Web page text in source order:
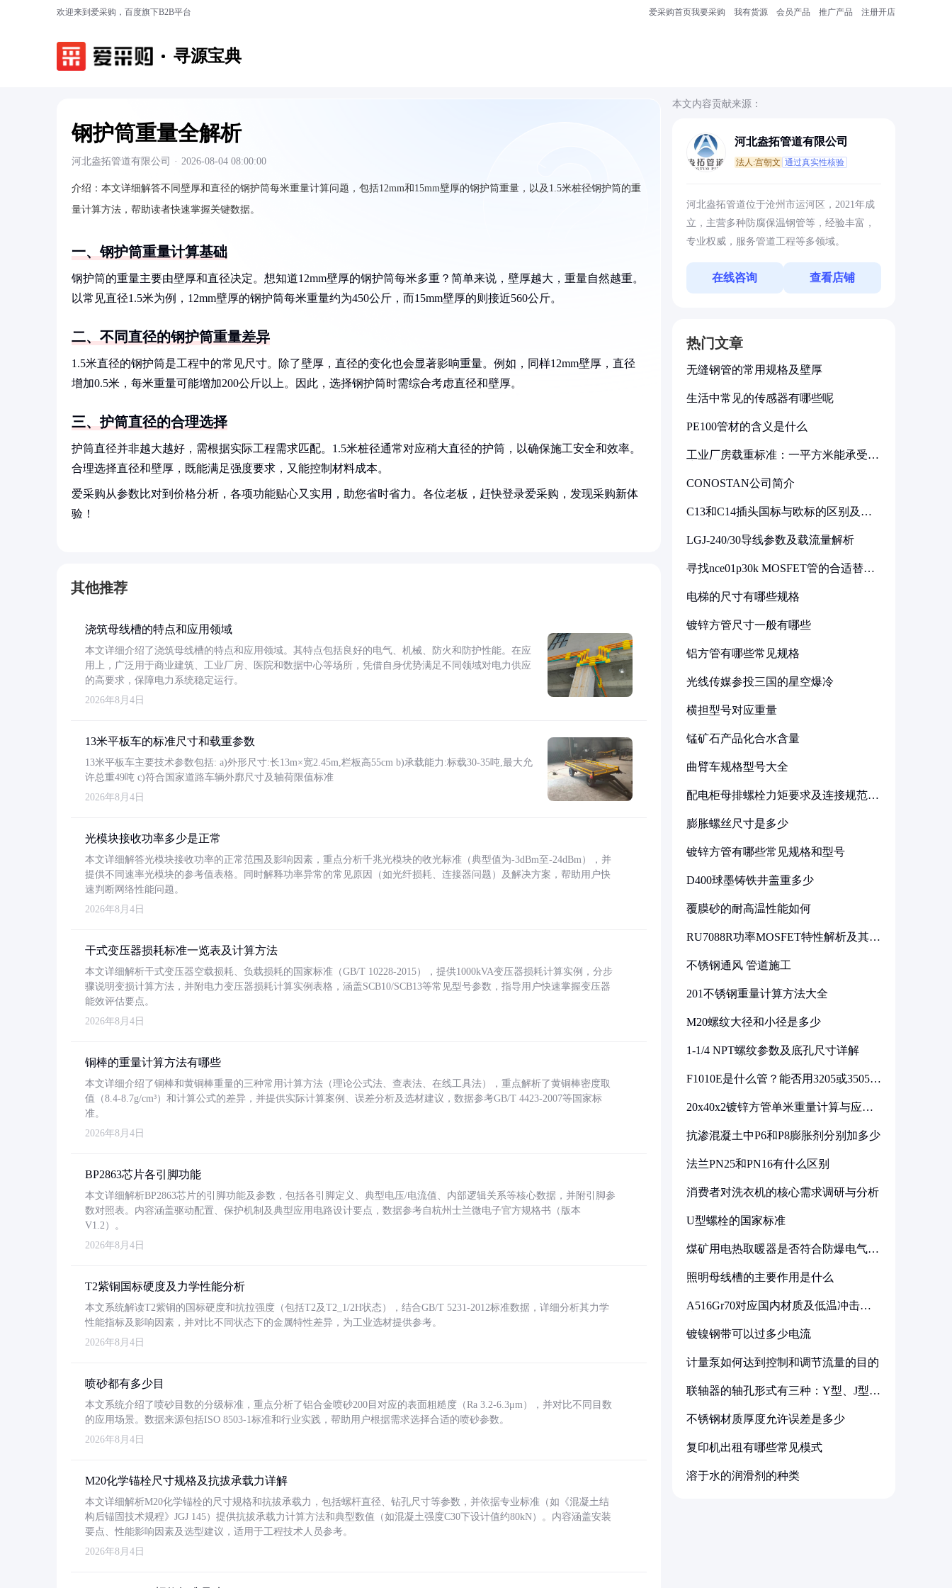
欢迎来到爱采购，百度旗下B2B平台 爱采购首页我要采购 我有货源 会员产品 推广产品 注册开店
寻源宝典
钢护筒重量全解析
河北盎拓管道有限公司 · 2026-08-04 08:00:00
介绍： 本文详细解答不同壁厚和直径的钢护筒每米重量计算问题，包括12mm和15mm壁厚的钢护筒重量，以及1.5米桩径钢护筒的重
量计算方法，帮助读者快速掌握关键数据。
一、钢护筒重量计算基础
钢护筒的重量主要由壁厚和直径决定。想知道12mm壁厚的钢护筒每米多重？简单来说，壁厚越大，重量自然越重。
以常见直径1.5米为例，12mm壁厚的钢护筒每米重量约为450公斤，而15mm壁厚的则接近560公斤。
二、不同直径的钢护筒重量差异
1.5米直径的钢护筒是工程中的常见尺寸。除了壁厚，直径的变化也会显著影响重量。例如，同样12mm壁厚，直径
增加0.5米，每米重量可能增加200公斤以上。因此，选择钢护筒时需综合考虑直径和壁厚。
三、护筒直径的合理选择
护筒直径并非越大越好，需根据实际工程需求匹配。1.5米桩径通常对应稍大直径的护筒，以确保施工安全和效率。
合理选择直径和壁厚，既能满足强度要求，又能控制材料成本。
爱采购从参数比对到价格分析，各项功能贴心又实用，助您省时省力。各位老板，赶快登录爱采购，发现采购新体
验！
其他推荐
浇筑母线槽的特点和应用领域
本文详细介绍了浇筑母线槽的特点和应用领域。其特点包括良好的电气、机械、防火和防护性能。在应
用上，广泛用于商业建筑、工业厂房、医院和数据中心等场所，凭借自身优势满足不同领域对电力供应
的高要求，保障电力系统稳定运行。
2026年8月4日
13米平板车的标准尺寸和载重参数
13米平板车主要技术参数包括: a)外形尺寸:长13m×宽2.45m,栏板高55cm b)承载能力:标载30-35吨,最大允
许总重49吨 c)符合国家道路车辆外廓尺寸及轴荷限值标准
2026年8月4日
光模块接收功率多少是正常
本文详细解答光模块接收功率的正常范围及影响因素，重点分析千兆光模块的收光标准（典型值为-3dBm至-24dBm），并
提供不同速率光模块的参考值表格。同时解释功率异常的常见原因（如光纤损耗、连接器问题）及解决方案，帮助用户快
速判断网络性能问题。
2026年8月4日
干式变压器损耗标准一览表及计算方法
本文详细解析干式变压器空载损耗、负载损耗的国家标准（GB/T 10228-2015），提供1000kVA变压器损耗计算实例，分步
骤说明变损计算方法，并附电力变压器损耗计算实例表格，涵盖SCB10/SCB13等常见型号参数，指导用户快速掌握变压器
能效评估要点。
2026年8月4日
铜棒的重量计算方法有哪些
本文详细介绍了铜棒和黄铜棒重量的三种常用计算方法（理论公式法、查表法、在线工具法），重点解析了黄铜棒密度取
值（8.4-8.7g/cm³）和计算公式的差异，并提供实际计算案例、误差分析及选材建议，数据参考GB/T 4423-2007等国家标
准。
2026年8月4日
BP2863芯片各引脚功能
本文详细解析BP2863芯片的引脚功能及参数，包括各引脚定义、典型电压/电流值、内部逻辑关系等核心数据，并附引脚参
数对照表。内容涵盖驱动配置、保护机制及典型应用电路设计要点，数据参考自杭州士兰微电子官方规格书（版本
V1.2）。
2026年8月4日
T2紫铜国标硬度及力学性能分析
本文系统解读T2紫铜的国标硬度和抗拉强度（包括T2及T2_1/2H状态），结合GB/T 5231-2012标准数据，详细分析其力学
性能指标及影响因素，并对比不同状态下的金属特性差异，为工业选材提供参考。
2026年8月4日
喷砂都有多少目
本文系统介绍了喷砂目数的分级标准，重点分析了铝合金喷砂200目对应的表面粗糙度（Ra 3.2-6.3μm），并对比不同目数
的应用场景。数据来源包括ISO 8503-1标准和行业实践，帮助用户根据需求选择合适的喷砂参数。
2026年8月4日
M20化学锚栓尺寸规格及抗拔承载力详解
本文详细解析M20化学锚栓的尺寸规格和抗拔承载力，包括螺杆直径、钻孔尺寸等参数，并依据专业标准（如《混凝土结
构后锚固技术规程》JGJ 145）提供抗拔承载力计算方法和典型数值（如混凝土强度C30下设计值约80kN）。内容涵盖安装
要点、性能影响因素及选型建议，适用于工程技术人员参考。
2026年8月4日
本文内容贡献来源：
河北盎拓管道有限公司
法人:宫朝文 通过真实性核验
河北盎拓管道位于沧州市运河区，2021年成
立，主营多种防腐保温钢管等，经验丰富，
专业权威，服务管道工程等多领域。
在线咨询 查看店铺
热门文章
无缝钢管的常用规格及壁厚
生活中常见的传感器有哪些呢
PE100管材的含义是什么
工业厂房载重标准：一平方米能承受多
CONOSTAN公司简介
C13和C14插头国标与欧标的区别及其
LGJ-240/30导线参数及载流量解析
寻找nce01p30k MOSFET管的合适替代
电梯的尺寸有哪些规格
镀锌方管尺寸一般有哪些
铝方管有哪些常见规格
光线传媒参投三国的星空爆冷
横担型号对应重量
锰矿石产品化合水含量
曲臂车规格型号大全
配电柜母排螺栓力矩要求及连接规范详
膨胀螺丝尺寸是多少
镀锌方管有哪些常见规格和型号
D400球墨铸铁井盖重多少
覆膜砂的耐高温性能如何
RU7088R功率MOSFET特性解析及其在
不锈钢通风 管道施工
201不锈钢重量计算方法大全
M20螺纹大径和小径是多少
1-1/4 NPT螺纹参数及底孔尺寸详解
F1010E是什么管？能否用3205或3505代
20x40x2镀锌方管单米重量计算与应用
抗渗混凝土中P6和P8膨胀剂分别加多少
法兰PN25和PN16有什么区别
消费者对洗衣机的核心需求调研与分析
U型螺栓的国家标准
煤矿用电热取暖器是否符合防爆电气设
照明母线槽的主要作用是什么
A516Gr70对应国内材质及低温冲击要
镀镍钢带可以过多少电流
计量泵如何达到控制和调节流量的目的
联轴器的轴孔形式有三种：Y型、J型、
不锈钢材质厚度允许误差是多少
复印机出租有哪些常见模式
溶于水的润滑剂的种类